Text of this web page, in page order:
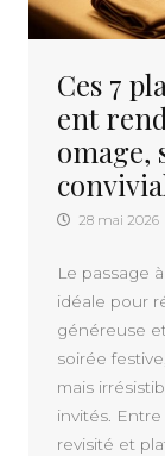
Ces 7
ent
omage,
28 mai 2026
Le passage
idéale pour
généreuse
soirée
mais
invités.
revisité et